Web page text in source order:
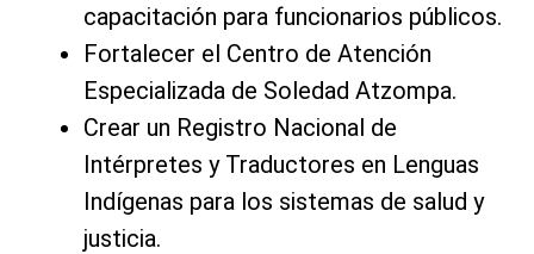
capacitación para funcionarios públicos.
Fortalecer el Centro de Atención
Especializada de Soledad Atzompa.
Crear un Registro Nacional de
Intérpretes y Traductores en Lenguas
Indígenas para los sistemas de salud y
justicia.